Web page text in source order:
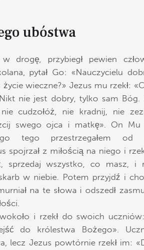
ubóstwa
drogę, przybiegł pewien
pytał Go: «Nauczycielu
wieczne?» Jezus mu rzekł:
nie jest dobry, tylko sam Bóg.
cudzołóż, nie kradnij, nie
swego ojca i matkę». On Mu
tego przestrzegałem od
spojrzał z miłością na niego i
sprzedaj wszystko, co masz, i
w niebie. Potem przyjdź i
na te słowa i odszedł
i rzekł do swoich
do królestwa Bożego».
lecz Jezus powtórnie rzekł im: